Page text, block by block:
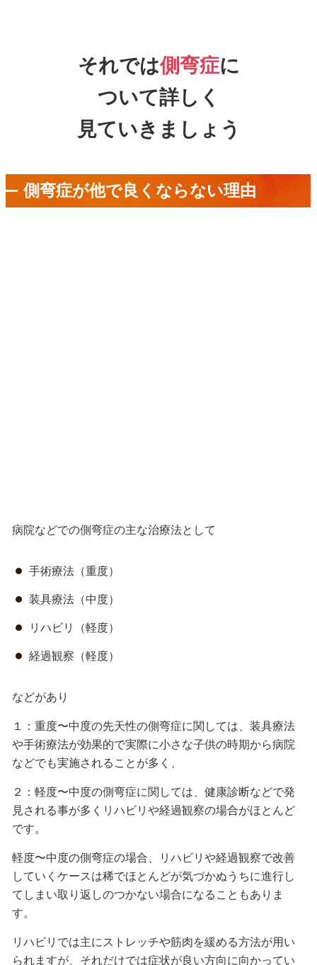
それでは側弯症に
ついて詳しく
見ていきましょう
側弯症が他で良くならない理由
病院などでの側弯症の主な治療法として
手術療法（重度）
装具療法（中度）
リハビリ（軽度）
経過観察（軽度）
などがあり
１：重度〜中度の先天性の側弯症に関しては、装具療法
や手術療法が効果的で実際に小さな子供の時期から病院
などでも実施されることが多く、
２：軽度〜中度の側弯症に関しては、健康診断などで発
見される事が多くリハビリや経過観察の場合がほとんど
です。
軽度〜中度の側弯症の場合、リハビリや経過観察で改善
していくケースは稀でほとんどが気づかぬうちに進行し
てしまい取り返しのつかない場合になることもありま
す。
リハビリでは主にストレッチや筋肉を緩める方法が用い
られますが、それだけでは症状が良い方向に向かってい